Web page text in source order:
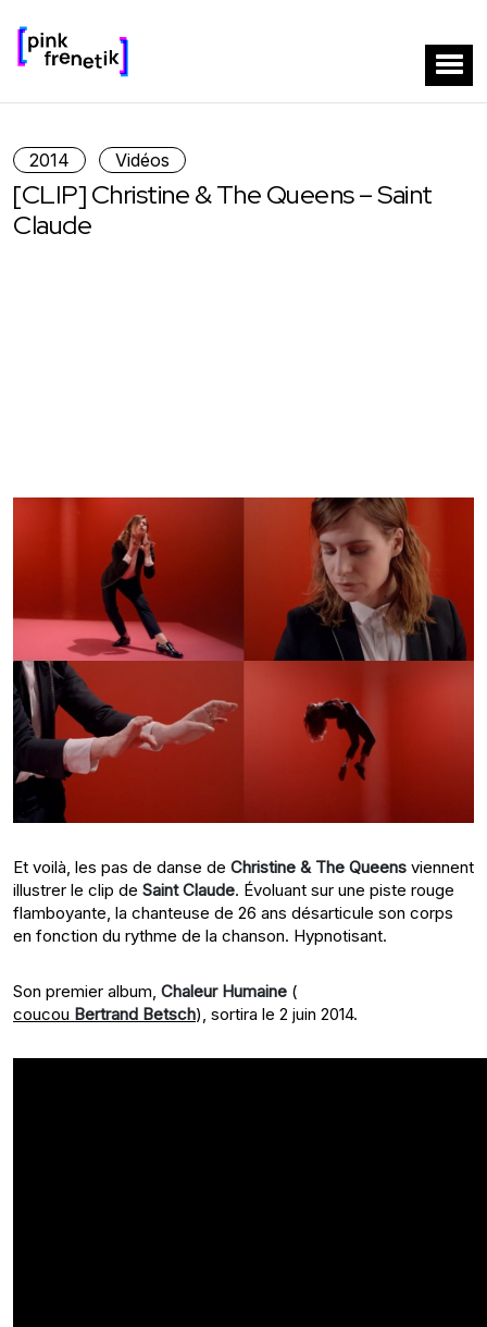
2014 Vidéos
[CLIP] Christine & The Queens – Saint
Claude
Et voilà, les pas de danse de Christine & The Queens viennent
illustrer le clip de Saint Claude. Évoluant sur une piste rouge
flamboyante, la chanteuse de 26 ans désarticule son corps
en fonction du rythme de la chanson. Hypnotisant.
Son premier album, Chaleur Humaine (
coucou Bertrand Betsch), sortira le 2 juin 2014.